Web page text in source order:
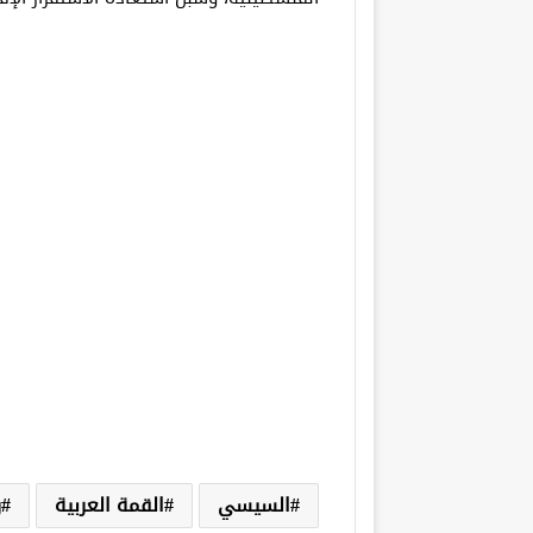
السيسي القمة العربية